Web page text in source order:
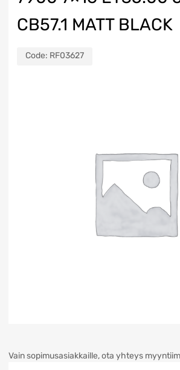
CB57.1 MATT BLACK
Code: RF03627
Vain sopimusasiakkaille, ota yhteys